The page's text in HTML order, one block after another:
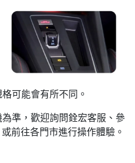
可能會有所不同。
準，歡迎詢問銓宏客服、參
前往各門市進行操作體驗。